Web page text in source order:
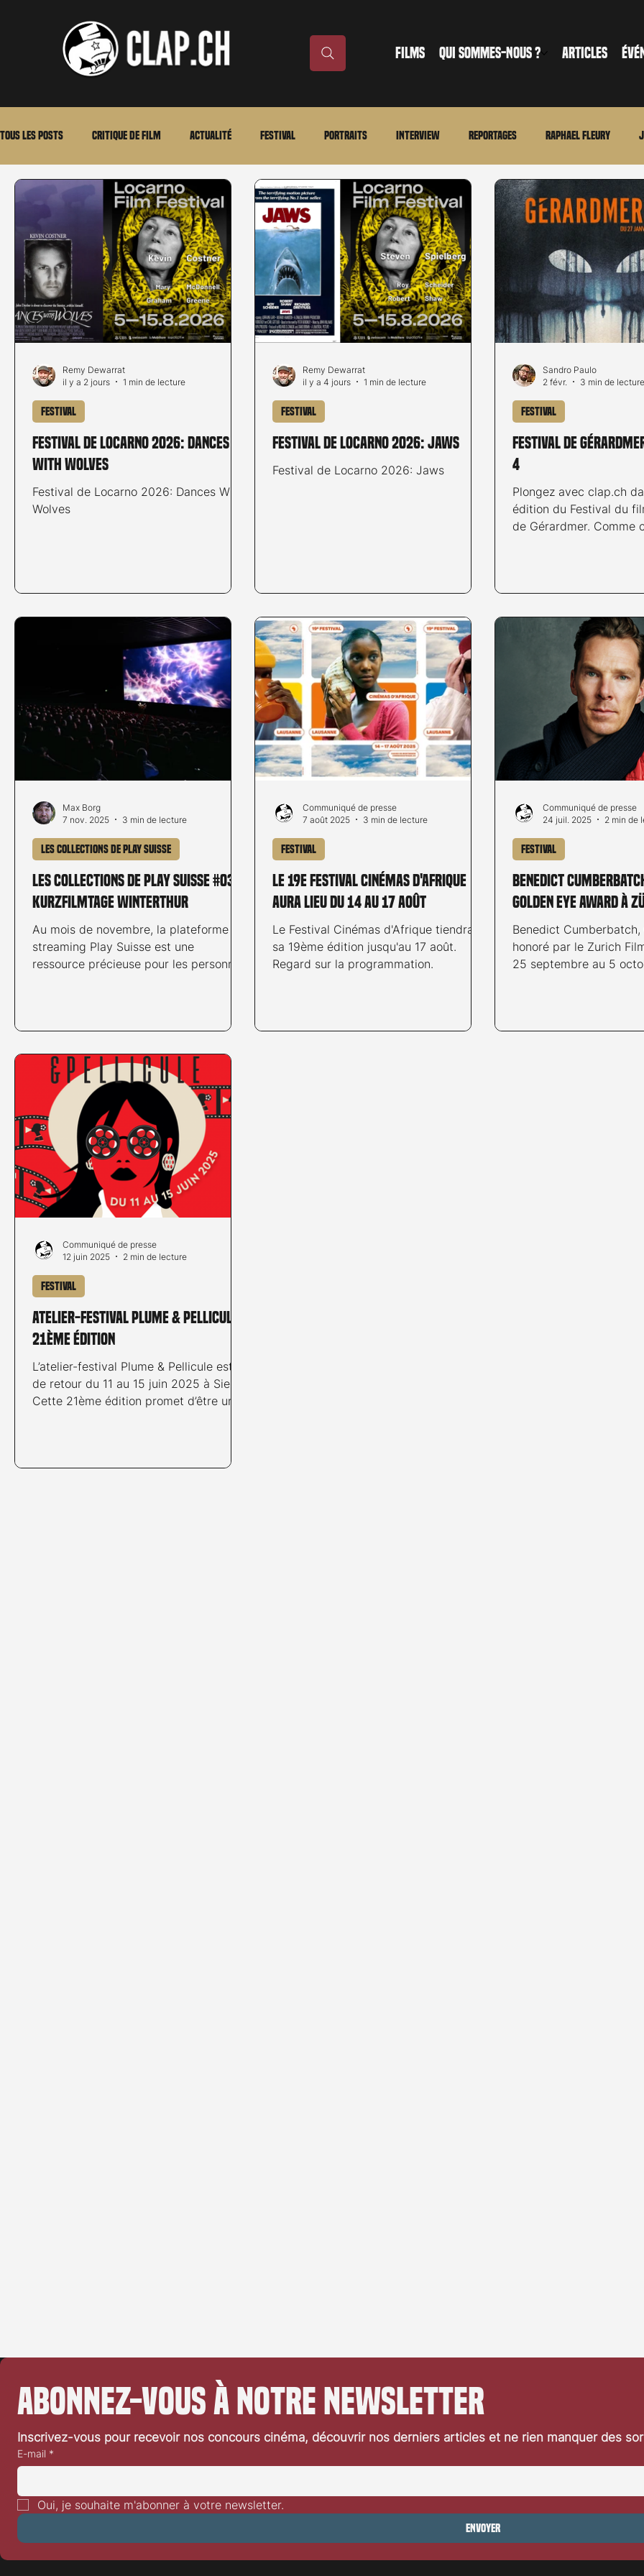
FILMS QUI SOMMES-NOUS ? ARTICLES
Tous les posts Critique de film Actualité Festival Portraits Interview Reportages Raphael Fleury
Laurent Scherlen Memento En bref VOD Annonce Evénement En bref La chronique du MCU
Stéfanie Rossier Streaming Stefanie Rossier Régional Merchandising TWD Universe
Festival de Locarno 2026: Dances
With Wolves
Festival de Locarno 2026: Dances With
Wolves
Festival
Remy Dewarrat
il y a 2 jours
1 min de lecture
Festival de Locarno 2026: Jaws
Festival de Locarno 2026: Jaws
Festival
Remy Dewarrat
il y a 4 jours
1 min de lecture
Festival de
4
Plongez avec clap.ch dans la 33e
édition du Festival du
de Gérardmer. Comme
d'un festival désormais
déjà la fin du festival,
pour l'auteur de ces
parler des derniers
surtout de vous faire
palmarès de cette 33e
Festival
Sandro Paulo
2 févr.
3 min de lecture
Les collections de Play Suisse #03:
Kurzfilmtage Winterthur
Au mois de novembre, la plateforme de
streaming Play Suisse est une
ressource précieuse pour les personnes
2020, la plateforme de streaming Play
était fortuitement favorable, puisque
c’était au tout début du deuxième
confinement lié à la pandémie de
Covid-19. On avait donc peu de choix
concernant le visionnage des produits
audiovisue
Les collections de Play Suisse
Max Borg
7 nov. 2025
3 min de lecture
Le 19e Festival Cinémas d'Afrique
aura lieu du 14 au 17 août
Le Festival Cinémas d'Afrique tiendra
sa 19ème édition jusqu'au 17 août.
Regard sur la programmation.
Festival
Communiqué de presse
7 août 2025
3 min de lecture
Benedict
Golden Eye Award à
Benedict Cumberbatch,
honoré par le Zurich
25 septembre au 5
Festival
Communiqué de presse
24 juil. 2025
2 min de
Atelier-Festival Plume & Pellicule
21ème édition
L’atelier-festival Plume & Pellicule est
de retour du 11 au 15 juin 2025 à Sierre.
Cette 21ème édition promet d’être un
Festival
Communiqué de presse
12 juin 2025
2 min de lecture
Abonnez-vous à notre newsletter
Inscrivez-vous pour recevoir nos concours cinéma, découvrir nos derniers articles et ne rien manquer des
E-mail *
Oui, je souhaite m'abonner à votre newsletter.
Envoyer